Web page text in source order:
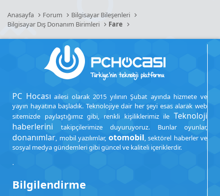
Anasayfa Forum
Bilgisayar Bileşenleri
Bilgisayar Dış Donanım Birimleri
Fare
PC Hocası ailesi olarak 2015 yılının Şubat ayında hizmete ve
yayın hayatına başladık. Teknolojiye dair her şeyi esas alarak web
sitemizde paylaştığımız gibi, renkli kişiliklerimiz ile Teknoloji
haberlerini takipçilerimize duyuruyoruz. Bunlar oyunlar,
donanımlar, mobil yazılımlar, otomobil, sektörel haberler ve
sosyal medya gündemleri gibi güncel ve kaliteli içeriklerdir.
.
Bilgilendirme